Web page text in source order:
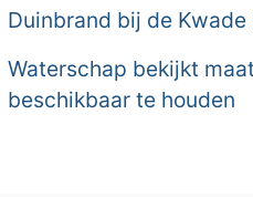
Duinbrand bij de Kwade
Waterschap bekijkt
beschikbaar te houden